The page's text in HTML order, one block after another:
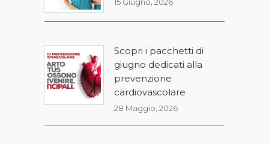
Scopri i pacchetti di
giugno dedicati alla
prevenzione
cardiovascolare
28 Maggio, 2026